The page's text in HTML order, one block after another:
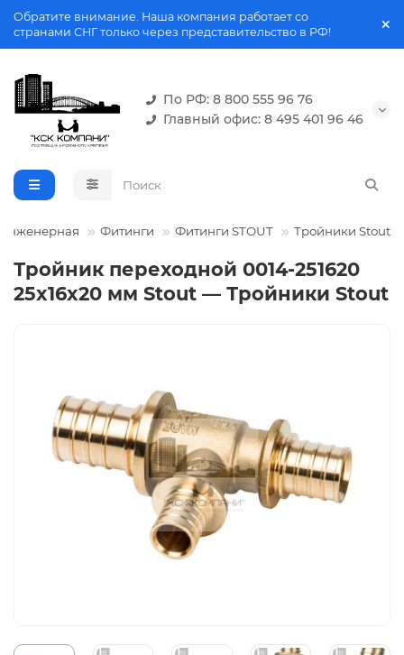
Обратите внимание. Наша компания работает со
странами СНГ только через представительство в РФ!
По РФ: 8 800 555 96 76
Главный офис: 8 495 401 96 46
Фитинги Фитинги STOUT Тройники Stout
Тройник переходной 0014-251620
25x16x20 мм Stout — Тройники Stout